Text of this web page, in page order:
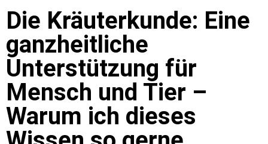
Die Kräuterkunde: Eine
ganzheitliche
Unterstützung für
Mensch und Tier –
Warum ich dieses